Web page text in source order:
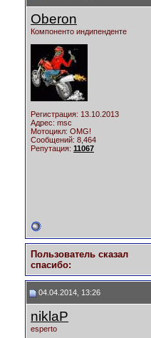
Oberon
Компоненто индипенденте
Регистрация: 13.10.2013
Адрес: msc
Мотоцикл: OMG!
Сообщений: 8,464
Репутация: 11067
Пользователь сказал
cпасибо:
04.04.2014, 13:26
niklaP
esperto